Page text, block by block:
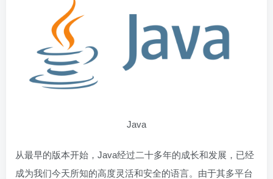
Java
从最早的版本开始，Java经过二十多年的成长和发展，已经
成为我们今天所知的高度灵活和安全的语言。由于其多平台